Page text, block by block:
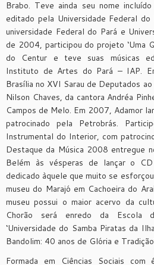
Brabo. Teve ainda seu nome
editado pela Universidade Federal
universidade Federal do Pará e
de 2004, participou do projeto ‘Uma
do Centur e teve suas músicas
Instituto de Artes do Pará – IAP.
Brasília no XVI Sarau de Deputados
Nilson Chaves, da cantora Andréa
Campos de Melo. Em 2007, Adamor
patrocinado pela Petrobrás.
Instrumental do Interior, com
Destaque da Música 2008 entregue
Belém às vésperas de lançar o CD
dedicado àquele que muito se
museu do Marajó em Cachoeira do
museu possui o maior acervo da
Chorão será enredo da Escola
‘Universidade do Samba Piratas da
Bandolim: 40 anos de Glória e
Formada em Ciências Sociais com